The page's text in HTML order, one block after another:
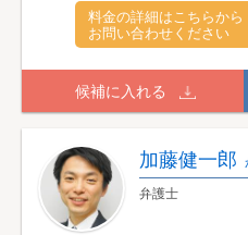
料金の詳細はこちらから
お問い合わせください
候補に入れる
加藤健一郎
弁護士